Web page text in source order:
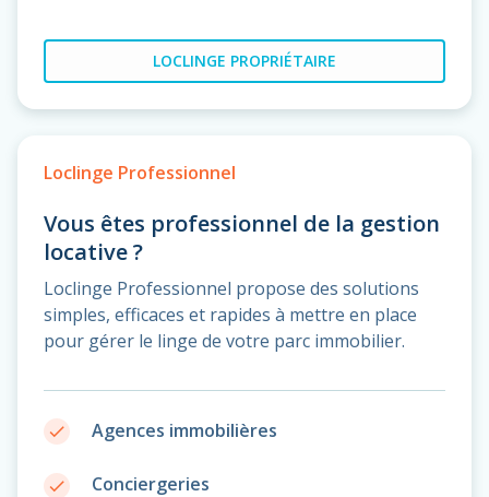
LOCLINGE PROPRIÉTAIRE
Loclinge Professionnel
Vous êtes professionnel de la gestion
locative ?
Loclinge Professionnel propose des solutions
simples, efficaces et rapides à mettre en place
pour gérer le linge de votre parc immobilier.
done Agences immobilières
done Conciergeries